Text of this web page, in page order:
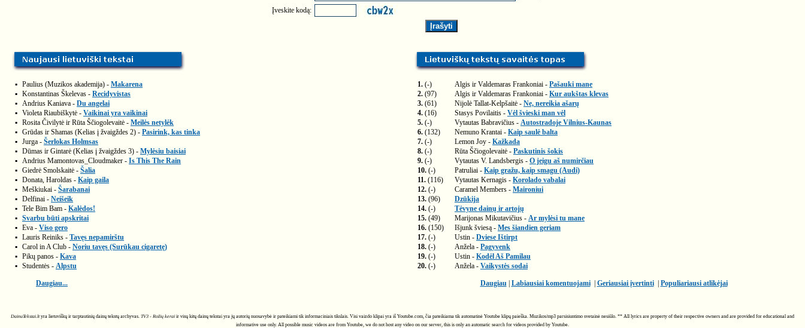
Įveskite kodą:
▪ Paulius (Muzikos akademija) - Makarena
▪ Konstantinas Škelevas - Recidyvistas
▪ Andrius Kaniava - Du angelai
▪ Violeta Riaubiškytė - Vaikinai yra vaikinai
▪ Rosita Čivilytė ir Rūta Ščiogolevaitė - Meilės netylėk
▪ Grūdas ir Shamas (Kelias į žvaigždes 2) - Pasirink, kas tinka
▪ Jurga - Šerlokas Holmsas
▪ Dūmas ir Gintarė (Kelias į žvaigždes 3) - Mylėsiu baisiai
▪ Andrius Mamontovas_Cloudmaker - Is This The Rain
▪ Giedrė Smolskaitė - Šalia
▪ Donata, Haroldas - Kaip gaila
▪ Meškiukai - Šarabanai
▪ Delfinai - Neišeik
▪ Tele Bim Bam - Kalėdos!
▪ Svarbu būti apskritai
▪ Eva - Viso gero
▪ Lauris Reiniks - Tavęs nepamirštu
▪ Carol in A Club - Noriu tavęs (Surūkau cigaretę)
▪ Pikų panos - Kava
▪ Studentės - Alpstu
Daugiau...
1. (-) Algis ir Valdemaras Frankoniai - Pašauki mane
2. (97) Algis ir Valdemaras Frankoniai - Kur aukštas klevas
3. (61) Nijolė Tallat-Kelpšaitė - Ne, nereikia ašarų
4. (16) Stasys Povilaitis - Vėl švieski man vėl
5. (-) Vytautas Babravičius - Autostradoje Vilnius-Kaunas
6. (132) Nemuno Krantai - Kaip saulė balta
7. (-) Lemon Joy - Kažkada
8. (-) Rūta Ščiogolevaitė - Paskutinis šokis
9. (-) Vytautas V. Landsbergis - O jeigu aš numirčiau
10. (-) Patruliai - Kaip gražu, kaip smagu (Audi)
11. (116) Vytautas Kernagis - Korolado vabalai
12. (-) Caramel Members - Maironiui
13. (96)
Dzūkija
14. (-)
Tėvyne dainų ir artojų
15. (49) Marijonas Mikutavičius - Ar mylėsi tu mane
16. (150) Išjunk šviesą - Mes šiandien geriam
17. (-) Ustin - Dviese Ištirpt
18. (-) Anžela - Pagyvenk
19. (-) Ustin - Kodėl Aš Pamilau
20. (-) Anžela - Vaikystės sodai
Daugiau| Labiausiai komentuojami| Geriausiai įvertinti| Populiariausi atlikėjai
DainuTekstai.ltyra lietuviškų ir tarptautinių dainų tekstų archyvas. TV3 - Rožių kerai ir visų kitų dainų tekstai yra jų autorių nuosavybė ir pateikiami tik informaciniais tikslais. Visi vaizdo klipai yra iš Youtube.com, čia pateikiama tik automatinė Youtube klipų paieška. Muzikos/mp3 parsisiuntimo svetainė nesiūlo. ** All lyrics are property of their respective owners and are provided for educational and
informative use only. All possible music videos are from Youtube, we do not host any video on our server, this is only an automatic search for videos provided by Youtube.